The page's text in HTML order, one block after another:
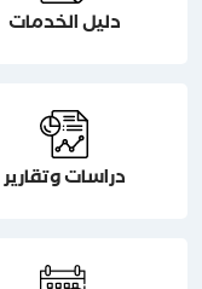
دليل الخدمات
دراسات وتقارير